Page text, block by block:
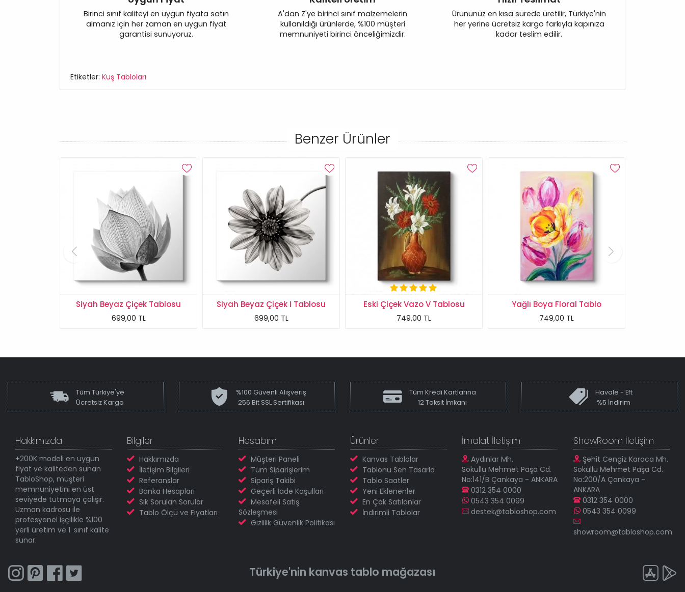
Birinci sınıf kaliteyi en uygun fiyata satın
almanız için her zaman en uygun fiyat
garantisi sunuyoruz.
A'dan Z'ye birinci sınıf malzemelerin
kullanıldığı ürünlerde, %100 müşteri
memnuniyeti birinci önceliğimizdir.
Ürününüz en kısa sürede üretilir, Türkiye'nin
her yerine ücretsiz kargo farkıyla kapınıza
kadar teslim edilir.
Etiketler: Kuş Tabloları
Benzer Ürünler
Siyah Beyaz Çiçek Tablosu
699,00 TL
Siyah Beyaz Çiçek I Tablosu
699,00 TL
Eski Çiçek Vazo V Tablosu
749,00 TL
Yağlı Boya Floral Tablo
749,00 TL
Tüm Türkiye'ye
Ücretsiz Kargo
%100 Güvenli Alışveriş
256 Bit SSL Sertifikası
Tüm Kredi Kartlarına
12 Taksit İmkanı
Havale - Eft
%5 İndirim
Hakkımızda
+200K modeli en uygun
fiyat ve kaliteden sunan
TabloShop, müşteri
memnuniyetini en üst
seviyede tutmaya çalışır.
Uzman kadrosu ile
profesyonel işçilikle %100
yerli üretim ve 1. sınıf kalite
sunar.
Bilgiler
Hakkımızda
İletişim Bilgileri
Referanslar
Banka Hesapları
Sık Sorulan Sorular
Tablo Ölçü ve Fiyatları
Hesabım
Müşteri Paneli
Tüm Siparişlerim
Sipariş Takibi
Geçerli İade Koşulları
Mesafeli Satış
Sözleşmesi
Gizlilik Güvenlik Politikası
Ürünler
Kanvas Tablolar
Tablonu Sen Tasarla
Tablo Saatler
Yeni Eklenenler
En Çok Satılanlar
İndirimli Tablolar
İmalat İletişim
Aydınlar Mh.
Sokullu Mehmet Paşa Cd.
No:141/B Çankaya - ANKARA
0312 354 0000
0543 354 0099
destek@tabloshop.com
ShowRoom İletişim
Şehit Cengiz Karaca Mh.
Sokullu Mehmet Paşa Cd.
No:200/A Çankaya -
ANKARA
0312 354 0000
0543 354 0099
showroom@tabloshop.com
Türkiye'nin kanvas tablo mağazası